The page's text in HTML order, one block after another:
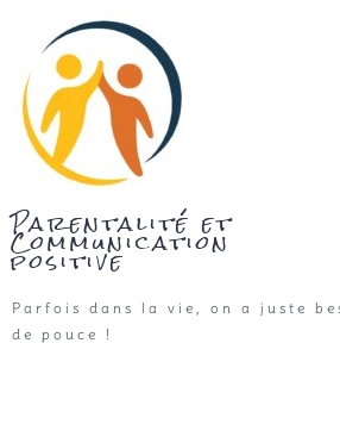
Parentalité et
Communication
positive
Parfois dans la vie, on a juste
de pouce !